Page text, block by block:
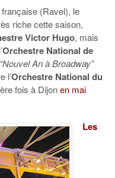
(Ravel), le
riche cette saison,
Victor Hugo, mais
Orchestre National de
“Nouvel An à Broadway”
l’Orchestre National du
fois à Dijonen mai
Les